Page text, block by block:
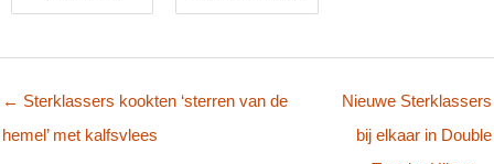
← Sterklassers kookten ‘sterren van de
hemel’ met kalfsvlees
Nieuwe Sterklassers
bij elkaar in Double